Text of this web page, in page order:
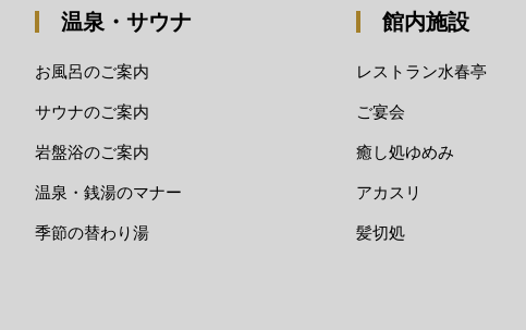
温泉・サウナ
お風呂のご案内
サウナのご案内
岩盤浴のご案内
温泉・銭湯のマナー
季節の替わり湯
館内施設
レストラン水春亭
ご宴会
癒し処ゆめみ
アカスリ
髪切処